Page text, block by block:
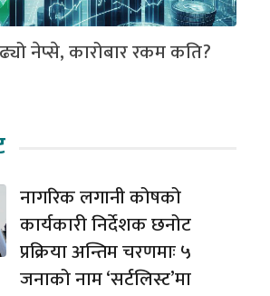
नेप्से, कारोबार रकम कति?
नागरिक लगानी कोषको
कार्यकारी निर्देशक छनोट
प्रक्रिया अन्तिम चरणमाः ५
जनाको नाम ‘सर्टलिस्ट’मा